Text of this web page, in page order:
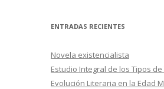
ENTRADAS RECIENTES
Novela existencialista
Estudio Integral de los Tipos de
Evolución Literaria en la Edad